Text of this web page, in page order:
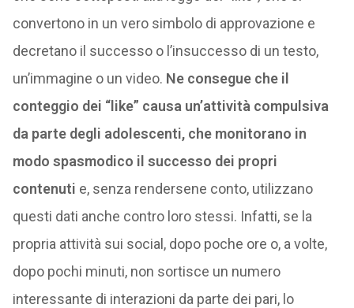
convertono in un vero simbolo di approvazione e
decretano il successo o l’insuccesso di un testo,
un’immagine o un video. Ne consegue che il
conteggio dei “like” causa un’attività compulsiva
da parte degli adolescenti, che monitorano in
modo spasmodico il successo dei propri
contenuti e, senza rendersene conto, utilizzano
questi dati anche contro loro stessi. Infatti, se la
propria attività sui social, dopo poche ore o, a volte,
dopo pochi minuti, non sortisce un numero
interessante di interazioni da parte dei pari, lo